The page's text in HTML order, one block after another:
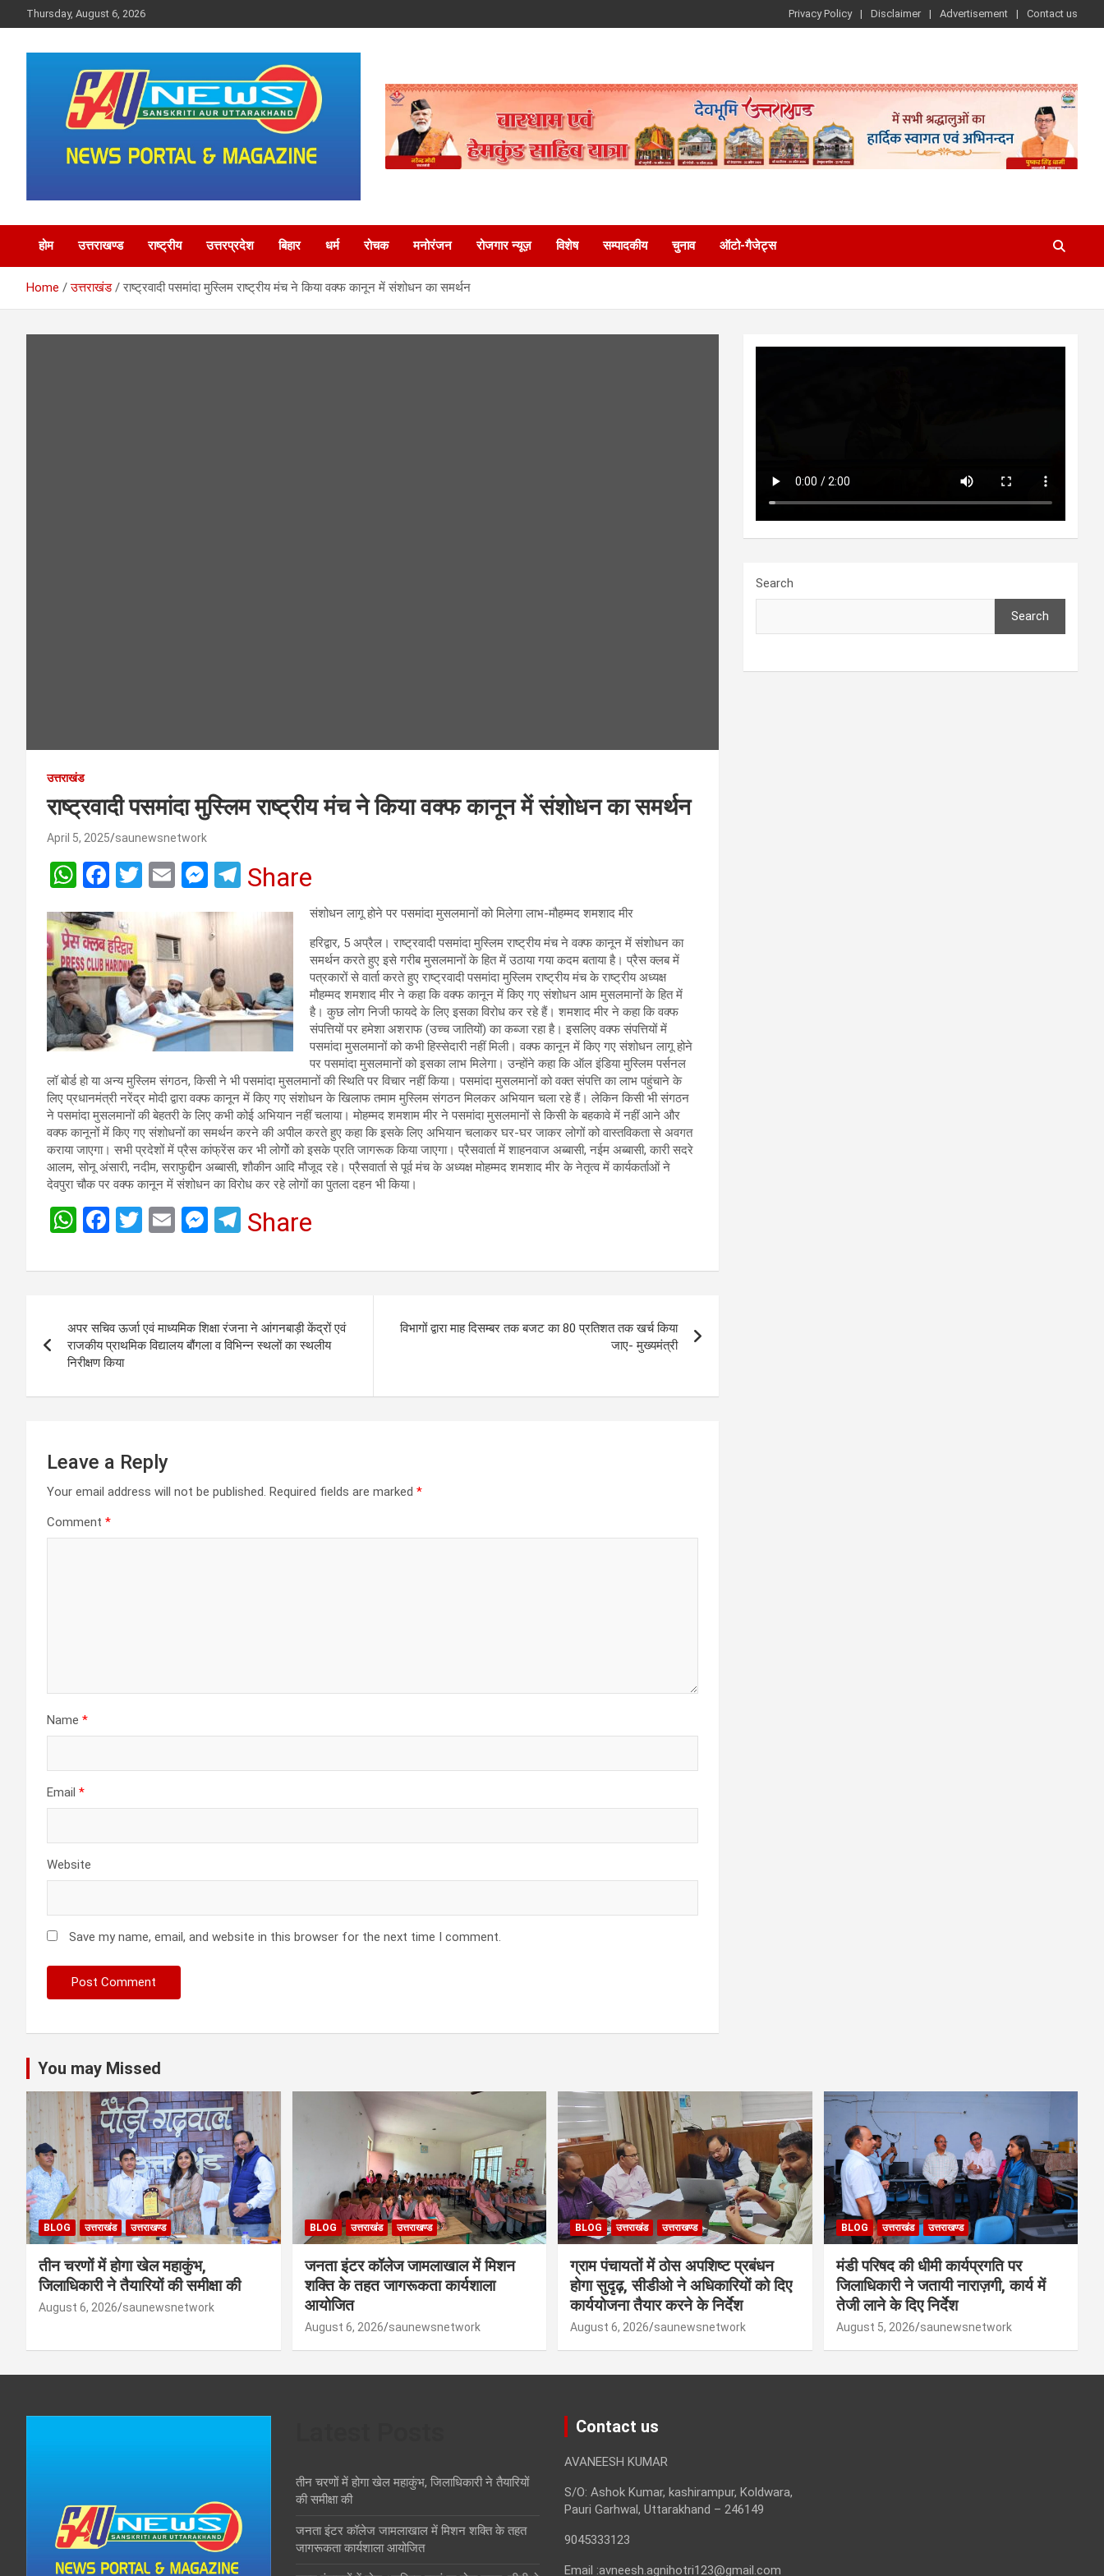
to
Thursday, August 6, 2026 Privacy Policy Disclaimer Advertisement Contact us
saunewsnetwork
होम उत्तराखण्ड राष्ट्रीय उत्तरप्रदेश बिहार धर्म रोचक मनोरंजन रोजगार न्यूज़ विशेष सम्पादकीय चुनाव ऑटो-गैजेट्स
Home उत्तराखंड राष्ट्रवादी पसमांदा मुस्लिम राष्ट्रीय मंच ने किया वक्फ कानून में संशोधन का समर्थन
उत्तराखंड
राष्ट्रवादी पसमांदा मुस्लिम राष्ट्रीय मंच ने किया वक्फ कानून में संशोधन का समर्थन
April 5, 2025 saunewsnetwork
W
at
s
A
p
p
F
ce
b
o
o
k
T
tt
er
E
ail
M
se
n
g
er
T
e
gr
m
Share
संशोधन लागू होने पर पसमांदा मुसलमानों को मिलेगा लाभ-मौहम्मद शमशाद मीर
हरिद्वार, 5 अप्रैल। राष्ट्रवादी पसमांदा मुस्लिम राष्ट्रीय मंच ने वक्फ कानून में संशोधन का
समर्थन करते हुए इसे गरीब मुसलमानों के हित में उठाया गया कदम बताया है। प्रैस क्लब में
पत्रकारों से वार्ता करते हुए राष्ट्रवादी पसमांदा मुस्लिम राष्ट्रीय मंच के राष्ट्रीय अध्यक्ष
मौहम्मद शमशाद मीर ने कहा कि वक्फ कानून में किए गए संशोधन आम मुसलमानों के हित में
है। कुछ लोग निजी फायदे के लिए इसका विरोध कर रहे हैं। शमशाद मीर ने कहा कि वक्फ
संपत्तियों पर हमेशा अशराफ (उच्च जातियों) का कब्जा रहा है। इसलिए वक्फ संपत्तियों में
पसमांदा मुसलमानों को कभी हिस्सेदारी नहीं मिली। वक्फ कानून में किए गए संशोधन लागू होने
पर पसमांदा मुसलमानों को इसका लाभ मिलेगा। उन्होंने कहा कि ऑल इंडिया मुस्लिम पर्सनल
लॉ बोर्ड हो या अन्य मुस्लिम संगठन, किसी ने भी पसमांदा मुसलमानों की स्थिति पर विचार नहीं किया। पसमांदा मुसलमानों को वक्त संपत्ति का लाभ पहुंचाने के
लिए प्रधानमंत्री नरेंद्र मोदी द्वारा वक्फ कानून में किए गए संशोधन के खिलाफ तमाम मुस्लिम संगठन मिलकर अभियान चला रहे हैं। लेकिन किसी भी संगठन
ने पसमांदा मुसलमानों की बेहतरी के लिए कभी कोई अभियान नहीं चलाया। मोहम्मद शमशाम मीर ने पसमांदा मुसलमानों से किसी के बहकावे में नहीं आने और
वक्फ कानूनों में किए गए संशोधनों का समर्थन करने की अपील करते हुए कहा कि इसके लिए अभियान चलाकर घर-घर जाकर लोगों को वास्तविकता से अवगत
कराया जाएगा। सभी प्रदेशों में प्रैस कांफ्रेंस कर भी लोगोें को इसके प्रति जागरूक किया जाएगा। प्रैसवार्ता में शाहनवाज अब्बासी, नईम अब्बासी, कारी सदरे
आलम, सोनू अंसारी, नदीम, सराफुद्दीन अब्बासी, शौकीन आदि मौजूद रहे। प्रैसवार्ता से पूर्व मंच के अध्यक्ष मोहम्मद शमशाद मीर के नेतृत्व में कार्यकर्ताओं ने
देवपुरा चौक पर वक्फ कानून में संशोधन का विरोध कर रहे लोगों का पुतला दहन भी किया।
W
at
A
p
p
F
ce
o
o
k
T
tt
E
ail
M
se
g
er
T
e
a
m
Share
navigation
अपर सचिव ऊर्जा एवं माध्यमिक शिक्षा रंजना ने आंगनबाड़ी केंद्रों एवं
राजकीय प्राथमिक विद्यालय बौंगला व विभिन्न स्थलों का स्थलीय
निरीक्षण किया
विभागों द्वारा माह दिसम्बर तक बजट का 80 प्रतिशत तक खर्च किया
जाए- मुख्यमंत्री
Leave a Reply
Your email address will not be published. Required fields are marked *
Comment *
Name *
Email *
Website
Save my name, email, and website in this browser for the next time I comment.
Search
Search
You may Missed
BLOG उत्तराखंड उत्तराखण्ड
तीन चरणों में होगा खेल महाकुंभ,
जिलाधिकारी ने तैयारियों की समीक्षा की
August 6, 2026 saunewsnetwork
BLOG उत्तराखंड उत्तराखण्ड
जनता इंटर कॉलेज जामलाखाल में मिशन
शक्ति के तहत जागरूकता कार्यशाला
आयोजित
August 6, 2026 saunewsnetwork
BLOG उत्तराखंड उत्तराखण्ड
ग्राम पंचायतों में ठोस अपशिष्ट प्रबंधन
होगा सुदृढ़, सीडीओ ने अधिकारियों को दिए
कार्ययोजना तैयार करने के निर्देश
August 6, 2026 saunewsnetwork
BLOG उत्तराखंड उत्तराखण्ड
मंडी परिषद की धीमी कार्यप्रगति पर
जिलाधिकारी ने जतायी नाराज़गी, कार्य में
तेजी लाने के दिए निर्देश
August 5, 2026 saunewsnetwork
तीन चरणों में होगा खेल महाकुंभ, जिलाधिकारी ने तैयारियों
की समीक्षा की
जनता इंटर कॉलेज जामलाखाल में मिशन शक्ति के तहत
जागरूकता कार्यशाला आयोजित
Contact us
AVANEESH KUMAR
S/O: Ashok Kumar, kashirampur, Koldwara,
Pauri Garhwal, Uttarakhand – 246149
9045333123
Email :avneesh.agnihotri123@gmail.com